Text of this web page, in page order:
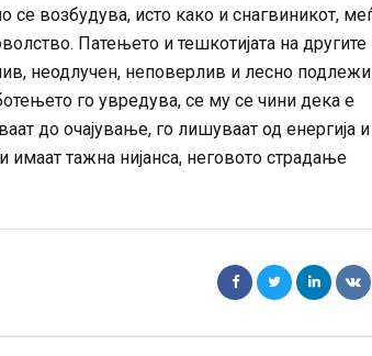
се возбудува, исто како и снагвиникот,
Патењето и тешкотијата на другите
неодлучен, неповерлив и лесно
го увредува, се му се чини дека е
до очајување, го лишуваат од енергија и
имаат тажна нијанса, неговото страдање